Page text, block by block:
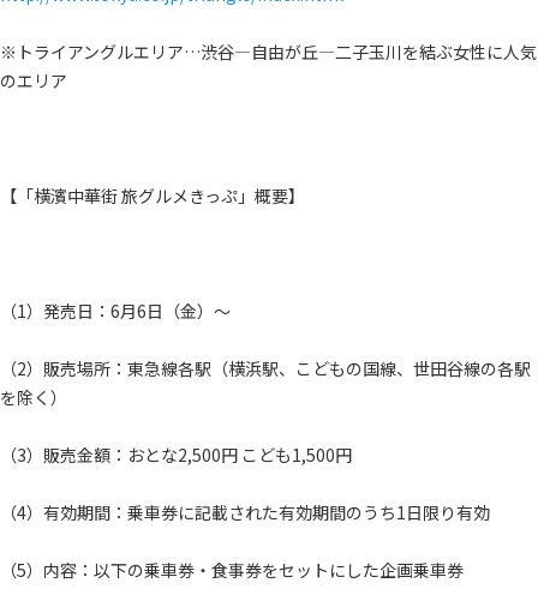
※トライアングルエリア…渋谷―自由が丘―二子玉川を結ぶ女性に人気
のエリア
【「横濱中華街 旅グルメきっぷ」概要】
（1）発売日：6月6日（金）～
（2）販売場所：東急線各駅（横浜駅、こどもの国線、世田谷線の各駅
を除く）
（3）販売金額：おとな2,500円 こども1,500円
（4）有効期間：乗車券に記載された有効期間のうち1日限り有効
（5）内容：以下の乗車券・食事券をセットにした企画乗車券